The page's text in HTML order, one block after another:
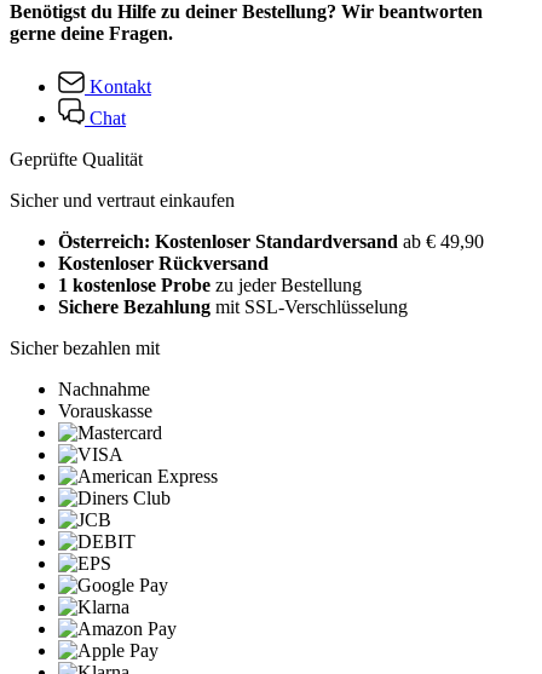
Benötigst du Hilfe zu deiner Bestellung? Wir beantworten
gerne deine Fragen.
Kontakt
Chat
Geprüfte Qualität
Sicher und vertraut einkaufen
Österreich: Kostenloser Standardversand ab € 49,90
Kostenloser Rückversand
1 kostenlose Probe zu jeder Bestellung
Sichere Bezahlung mit SSL-Verschlüsselung
Sicher bezahlen mit
Nachnahme
Vorauskasse